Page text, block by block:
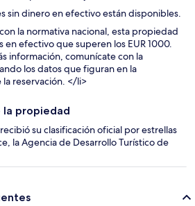
sin dinero en efectivo están disponibles.
la normativa nacional, esta propiedad
en efectivo que superen los EUR 1000.
información, comunícate con la
los datos que figuran en la
reservación. </li>
la propiedad
su clasificación oficial por estrellas
la Agencia de Desarrollo Turístico de